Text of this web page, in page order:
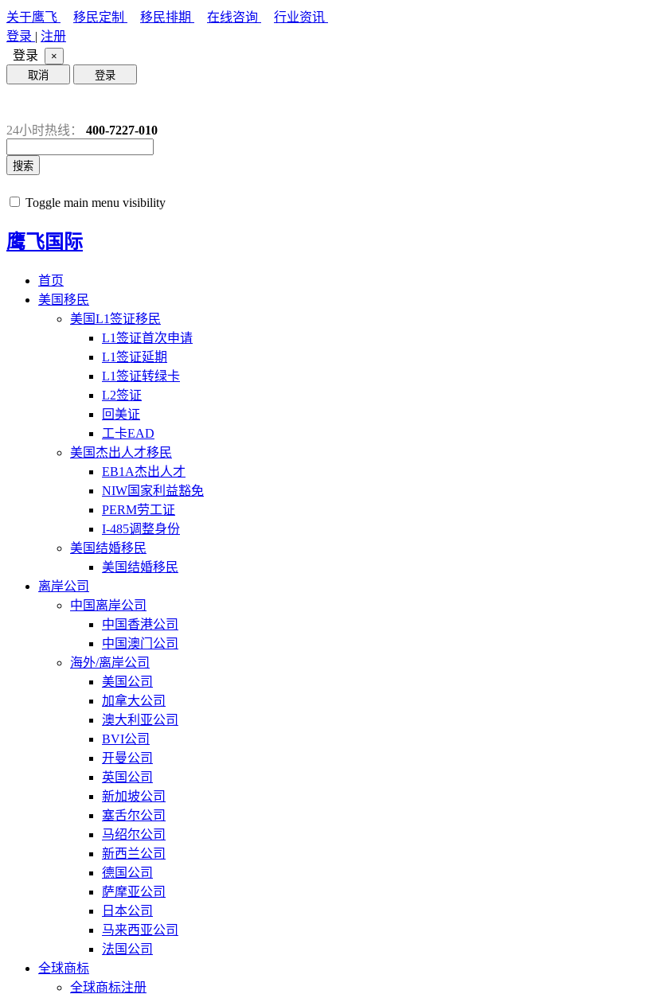
关于鹰飞 移民定制 移民排期 在线咨询
行业资讯
登录 | 注册
登录
×
取消
登录
24小时热线： 400-7227-010
搜索
Toggle main menu visibility
鹰飞国际
首页
美国移民
美国L1签证移民
L1签证首次申请
L1签证延期
L1签证转绿卡
L2签证
回美证
工卡EAD
美国杰出人才移民
EB1A杰出人才
NIW国家利益豁免
PERM劳工证
I-485调整身份
美国结婚移民
美国结婚移民
离岸公司
中国离岸公司
中国香港公司
中国澳门公司
海外/离岸公司
美国公司
加拿大公司
澳大利亚公司
BVI公司
开曼公司
英国公司
新加坡公司
塞舌尔公司
马绍尔公司
新西兰公司
德国公司
萨摩亚公司
日本公司
马来西亚公司
法国公司
全球商标
全球商标注册